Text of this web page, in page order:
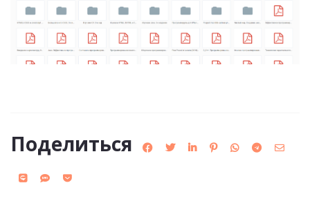
Поделиться